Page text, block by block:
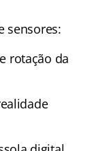
sensores:
rotação da